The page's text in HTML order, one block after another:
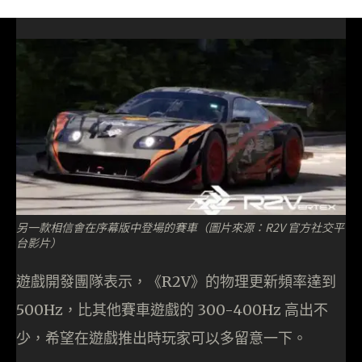
另一款相信會在序幕版中登場的賽車（圖片來源：R2V 官方社交平
台影片）
遊戲開發團隊表示，《R2V》的物理更新頻率達到
500Hz，比其他賽車遊戲的 300-400Hz 高出不
少，希望在遊戲推出時玩家可以多留意一下。